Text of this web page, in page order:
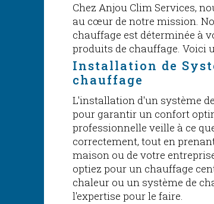
Chez Anjou Clim Services,
au cœur de notre mission.
chauffage est déterminée à
produits de chauffage. Voici
Installation de
chauffage
L'installation d'un système
pour garantir un confort
professionnelle veille à ce
correctement, tout en
maison ou de votre
optiez pour un chauffage
chaleur ou un système de
l'expertise pour le faire.